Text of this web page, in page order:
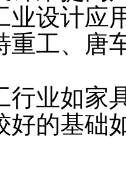
业设计应
重工、唐
行业如家
好的基础